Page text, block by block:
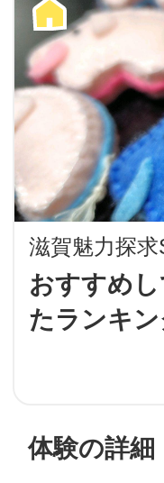
滋賀魅力探
おすすめ
たランキ
X
体験の詳細
加